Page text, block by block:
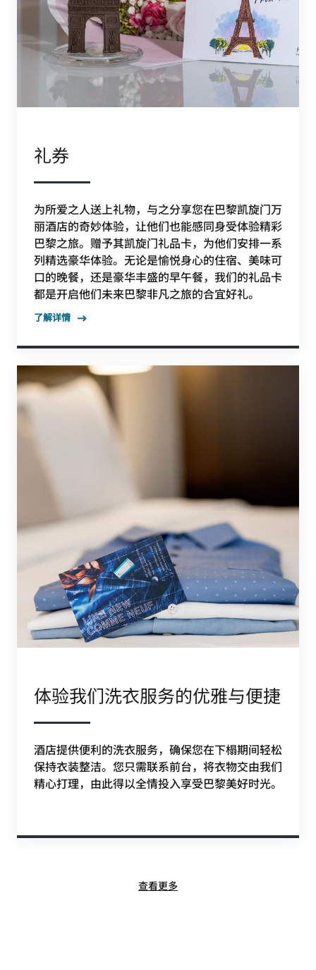
礼券
为所爱之人送上礼物，与之分享您在巴黎凯旋门万
丽酒店的奇妙体验，让他们也能感同身受体验精彩
巴黎之旅。赠予其凯旋门礼品卡，为他们安排一系
列精选豪华体验。无论是愉悦身心的住宿、美味可
口的晚餐，还是豪华丰盛的早午餐，我们的礼品卡
都是开启他们未来巴黎非凡之旅的合宜好礼。
了解详情
体验我们洗衣服务的优雅与便捷
酒店提供便利的洗衣服务，确保您在下榻期间轻松
保持衣装整洁。您只需联系前台，将衣物交由我们
精心打理，由此得以全情投入享受巴黎美好时光。
查看更多